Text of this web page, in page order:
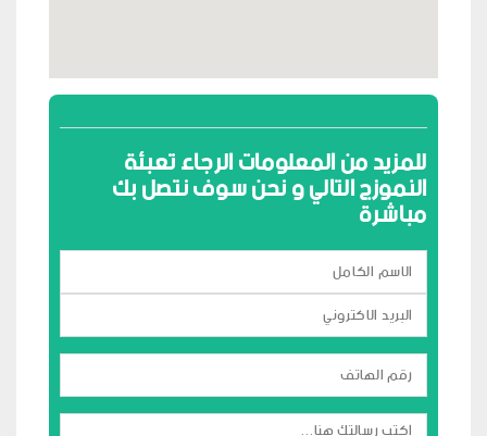
للمزيد من المعلومات الرجاء تعبئة
النموزج التالي و نحن سوف نتصل بك
مباشرة